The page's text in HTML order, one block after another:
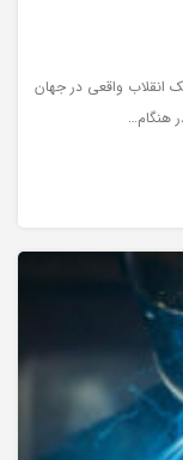
انقلاب واقعی در جهان
هنگام…